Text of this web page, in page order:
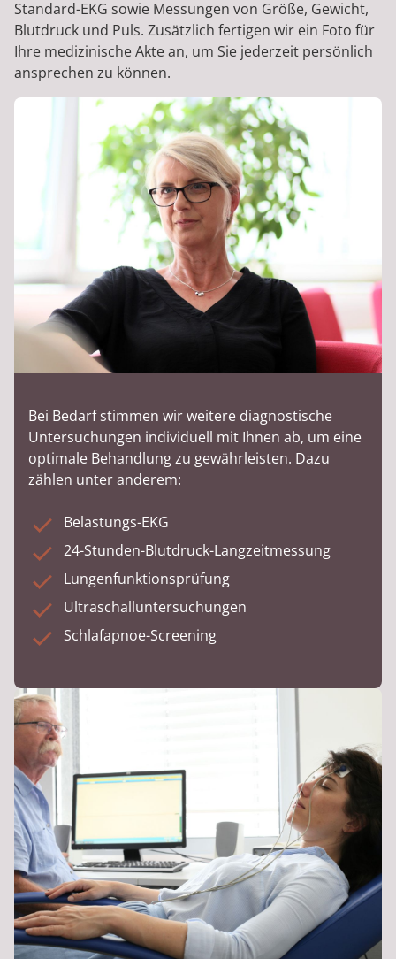
Standard-EKG sowie Messungen von Größe, Gewicht,
Blutdruck und Puls. Zusätzlich fertigen wir ein Foto für
Ihre medizinische Akte an, um Sie jederzeit persönlich
ansprechen zu können.
Bei Bedarf stimmen wir weitere diagnostische
Untersuchungen individuell mit Ihnen ab, um eine
optimale Behandlung zu gewährleisten. Dazu
zählen unter anderem:
Belastungs-EKG
24-Stunden-Blutdruck-Langzeitmessung
Lungenfunktionsprüfung
Ultraschalluntersuchungen
Schlafapnoe-Screening